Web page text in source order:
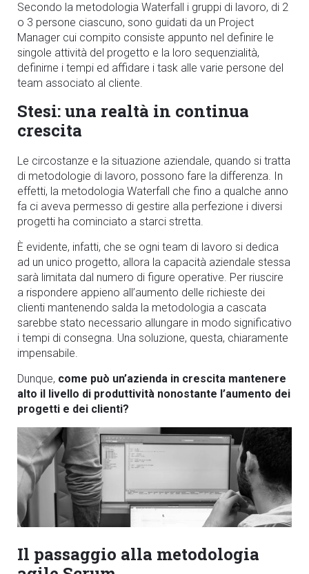
Secondo la metodologia Waterfall i gruppi di lavoro, di 2
o 3 persone ciascuno, sono guidati da un Project
Manager cui compito consiste appunto nel definire le
singole attività del progetto e la loro sequenzialità,
definirne i tempi ed affidare i task alle varie persone del
team associato al cliente.
Stesi: una realtà in continua
crescita
Le circostanze e la situazione aziendale, quando si tratta
di metodologie di lavoro, possono fare la differenza. In
effetti, la metodologia Waterfall che fino a qualche anno
fa ci aveva permesso di gestire alla perfezione i diversi
progetti ha cominciato a starci stretta.
È evidente, infatti, che se ogni team di lavoro si dedica
ad un unico progetto, allora la capacità aziendale stessa
sarà limitata dal numero di figure operative. Per riuscire
a rispondere appieno all’aumento delle richieste dei
clienti mantenendo salda la metodologia a cascata
sarebbe stato necessario allungare in modo significativo
i tempi di consegna. Una soluzione, questa, chiaramente
impensabile.
Dunque, come può un’azienda in crescita mantenere
alto il livello di produttività nonostante l’aumento dei
progetti e dei clienti?
Il passaggio alla metodologia